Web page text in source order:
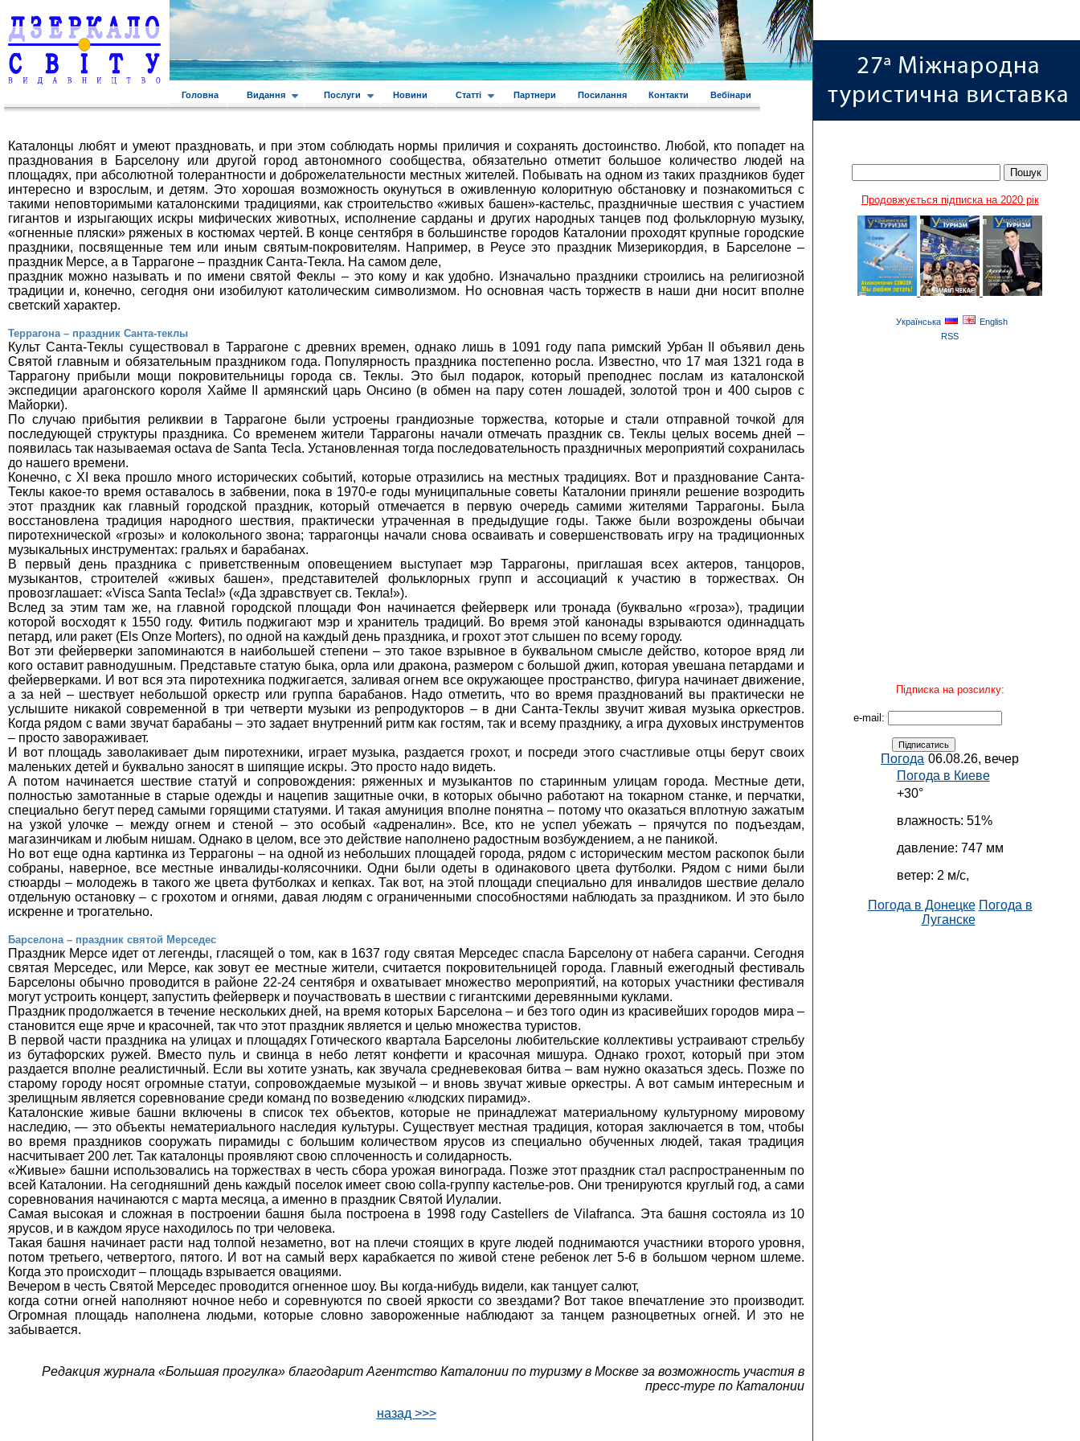
Головна Видання Послуги Новини Статті Партнери Посилання Контакти Вебінари
Продовжується підписка на 2020 рік
Українська
English
RSS
Підписка на розсилку:
e-mail:
Погода 06.08.26, вечер
Погода в Киеве
+30°
влажность: 51%
давление: 747 мм
ветер: 2 м/с,
Погода в Донецке Погода в
Луганске
Каталонцы любят и умеют праздновать, и при этом соблюдать нормы приличия и сохранять достоинство. Любой, кто попадет на
празднования в Барселону или другой город автономного сообщества, обязательно отметит большое количество людей на
площадях, при абсолютной толерантности и доброжелательности местных жителей. Побывать на одном из таких праздников будет
интересно и взрослым, и детям. Это хорошая возможность окунуться в оживленную колоритную обстановку и познакомиться с
такими неповторимыми каталонскими традициями, как строительство «живых башен»-кастельс, праздничные шествия с участием
гигантов и изрыгающих искры мифических животных, исполнение сарданы и других народных танцев под фольклорную музыку,
«огненные пляски» ряженых в костюмах чертей. В конце сентября в большинстве городов Каталонии проходят крупные городские
праздники, посвященные тем или иным святым-покровителям. Например, в Реусе это праздник Мизерикордия, в Барселоне –
праздник Мерсе, а в Таррагоне – праздник Санта-Текла. На самом деле,
праздник можно называть и по имени святой Феклы – это кому и как удобно. Изначально праздники строились на религиозной
традиции и, конечно, сегодня они изобилуют католическим символизмом. Но основная часть торжеств в наши дни носит вполне
светский характер.
Террагона – праздник Санта-теклы
Культ Санта-Теклы существовал в Таррагоне с древних времен, однако лишь в 1091 году папа римский Урбан II объявил день
Святой главным и обязательным праздником года. Популярность праздника постепенно росла. Известно, что 17 мая 1321 года в
Таррагону прибыли мощи покровительницы города св. Теклы. Это был подарок, который преподнес послам из каталонской
экспедиции арагонского короля Хайме II армянский царь Онсино (в обмен на пару сотен лошадей, золотой трон и 400 сыров с
Майорки).
По случаю прибытия реликвии в Таррагоне были устроены грандиозные торжества, которые и стали отправной точкой для
последующей структуры праздника. Со временем жители Таррагоны начали отмечать праздник св. Теклы целых восемь дней –
появилась так называемая octava de Santa Tecla. Установленная тогда последовательность праздничных мероприятий сохранилась
до нашего времени.
Конечно, с XI века прошло много исторических событий, которые отразились на местных традициях. Вот и празднование Санта-
Теклы какое-то время оставалось в забвении, пока в 1970-е годы муниципальные советы Каталонии приняли решение возродить
этот праздник как главный городской праздник, который отмечается в первую очередь самими жителями Таррагоны. Была
восстановлена традиция народного шествия, практически утраченная в предыдущие годы. Также были возрождены обычаи
пиротехнической «грозы» и колокольного звона; таррагонцы начали снова осваивать и совершенствовать игру на традиционных
музыкальных инструментах: гральях и барабанах.
В первый день праздника с приветственным оповещением выступает мэр Таррагоны, приглашая всех актеров, танцоров,
музыкантов, строителей «живых башен», представителей фольклорных групп и ассоциаций к участию в торжествах. Он
провозглашает: «Visca Santa Tecla!» («Да здравствует св. Текла!»).
Вслед за этим там же, на главной городской площади Фон начинается фейерверк или тронада (буквально «гроза»), традиции
которой восходят к 1550 году. Фитиль поджигают мэр и хранитель традиций. Во время этой канонады взрываются одиннадцать
петард, или ракет (Els Onze Morters), по одной на каждый день праздника, и грохот этот слышен по всему городу.
Вот эти фейерверки запоминаются в наибольшей степени – это такое взрывное в буквальном смысле действо, которое вряд ли
кого оставит равнодушным. Представьте статую быка, орла или дракона, размером с большой джип, которая увешана петардами и
фейерверками. И вот вся эта пиротехника поджигается, заливая огнем все окружающее пространство, фигура начинает движение,
а за ней – шествует небольшой оркестр или группа барабанов. Надо отметить, что во время празднований вы практически не
услышите никакой современной в три четверти музыки из репродукторов – в дни Санта-Теклы звучит живая музыка оркестров.
Когда рядом с вами звучат барабаны – это задает внутренний ритм как гостям, так и всему празднику, а игра духовых инструментов
– просто завораживает.
И вот площадь заволакивает дым пиротехники, играет музыка, раздается грохот, и посреди этого счастливые отцы берут своих
маленьких детей и буквально заносят в шипящие искры. Это просто надо видеть.
А потом начинается шествие статуй и сопровождения: ряженных и музыкантов по старинным улицам города. Местные дети,
полностью замотанные в старые одежды и нацепив защитные очки, в которых обычно работают на токарном станке, и перчатки,
специально бегут перед самыми горящими статуями. И такая амуниция вполне понятна – потому что оказаться вплотную зажатым
на узкой улочке – между огнем и стеной – это особый «адреналин». Все, кто не успел убежать – прячутся по подъездам,
магазинчикам и любым нишам. Однако в целом, все это действие наполнено радостным возбуждением, а не паникой.
Но вот еще одна картинка из Террагоны – на одной из небольших площадей города, рядом с историческим местом раскопок были
собраны, наверное, все местные инвалиды-колясочники. Одни были одеты в одинакового цвета футболки. Рядом с ними были
стюарды – молодежь в такого же цвета футболках и кепках. Так вот, на этой площади специально для инвалидов шествие делало
отдельную остановку – с грохотом и огнями, давая людям с ограниченными способностями наблюдать за праздником. И это было
искренне и трогательно.
Барселона – праздник святой Мерседес
Праздник Мерсе идет от легенды, гласящей о том, как в 1637 году святая Мерседес спасла Барселону от набега саранчи. Сегодня
святая Мерседес, или Мерсе, как зовут ее местные жители, считается покровительницей города. Главный ежегодный фестиваль
Барселоны обычно проводится в районе 22-24 сентября и охватывает множество мероприятий, на которых участники фестиваля
могут устроить концерт, запустить фейерверк и поучаствовать в шествии с гигантскими деревянными куклами.
Праздник продолжается в течение нескольких дней, на время которых Барселона – и без того один из красивейших городов мира –
становится еще ярче и красочней, так что этот праздник является и целью множества туристов.
В первой части праздника на улицах и площадях Готического квартала Барселоны любительские коллективы устраивают стрельбу
из бутафорских ружей. Вместо пуль и свинца в небо летят конфетти и красочная мишура. Однако грохот, который при этом
раздается вполне реалистичный. Если вы хотите узнать, как звучала средневековая битва – вам нужно оказаться здесь. Позже по
старому городу носят огромные статуи, сопровождаемые музыкой – и вновь звучат живые оркестры. А вот самым интересным и
зрелищным является соревнование среди команд по возведению «людских пирамид».
Каталонские живые башни включены в список тех объектов, которые не принадлежат материальному культурному мировому
наследию, — это объекты нематериального наследия культуры. Существует местная традиция, которая заключается в том, чтобы
во время праздников сооружать пирамиды с большим количеством ярусов из специально обученных людей, такая традиция
насчитывает 200 лет. Так каталонцы проявляют свою сплоченность и солидарность.
«Живые» башни использовались на торжествах в честь сбора урожая винограда. Позже этот праздник стал распространенным по
всей Каталонии. На сегодняшний день каждый поселок имеет свою colla-группу кастелье-ров. Они тренируются круглый год, а сами
соревнования начинаются с марта месяца, а именно в праздник Святой Иулалии.
Самая высокая и сложная в построении башня была построена в 1998 году Castellers de Vilafranca. Эта башня состояла из 10
ярусов, и в каждом ярусе находилось по три человека.
Такая башня начинает расти над толпой незаметно, вот на плечи стоящих в круге людей поднимаются участники второго уровня,
потом третьего, четвертого, пятого. И вот на самый верх карабкается по живой стене ребенок лет 5-6 в большом черном шлеме.
Когда это происходит – площадь взрывается овациями.
Вечером в честь Святой Мерседес проводится огненное шоу. Вы когда-нибудь видели, как танцует салют,
когда сотни огней наполняют ночное небо и соревнуются по своей яркости со звездами? Вот такое впечатление это производит.
Огромная площадь наполнена людьми, которые словно завороженные наблюдают за танцем разноцветных огней. И это не
забывается.
Редакция журнала «Большая прогулка» благодарит Агентство Каталонии по туризму в Москве за возможность участия в
пресс-туре по Каталонии
назад >>>